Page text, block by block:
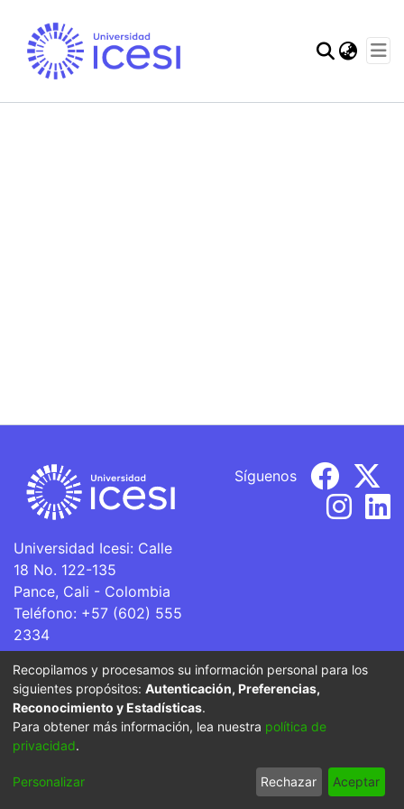
Universidad Icesi: Calle
18 No. 122-135
Pance, Cali - Colombia
Teléfono: +57 (602) 555
2334
ventanillaunica@icesi.edu.co
Síguenos
La Universidad Icesi es una Institución de Educación
Superior que se encuentra sujeta a inspección y vigilancia
por parte del Ministerio de Educación Nacional.
Cookie
End User
Agreement
Send
Feedback
Recopilamos y procesamos su información personal para los
siguientes propósitos: Autenticación, Preferencias,
Reconocimiento y Estadísticas.
Para obtener más información, lea nuestra política de
privacidad.
Personalizar Rechazar Aceptar